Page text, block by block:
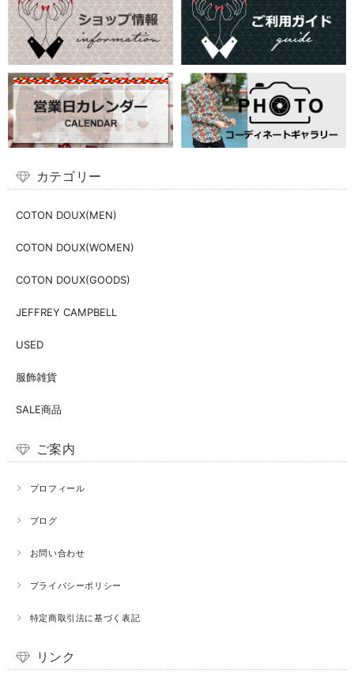
カテゴリー
COTON DOUX(MEN)
COTON DOUX(WOMEN)
COTON DOUX(GOODS)
JEFFREY CAMPBELL
USED
服飾雑貨
SALE商品
ご案内
プロフィール
ブログ
お問い合わせ
プライバシーポリシー
特定商取引法に基づく表記
リンク